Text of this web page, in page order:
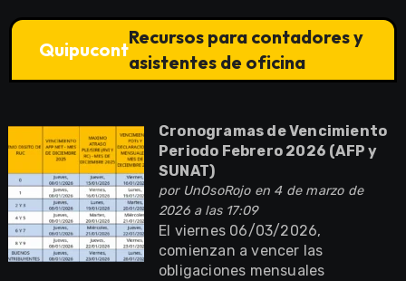
Quipucont
Recursos para contadores y
asistentes de oficina
Cronogramas de Vencimiento
Periodo Febrero 2026 (AFP y
SUNAT)
por UnOsoRojoen 4 de marzo de
2026 a las 17:09
El viernes 06/03/2026,
comienzan a vencer las
obligaciones mensuales